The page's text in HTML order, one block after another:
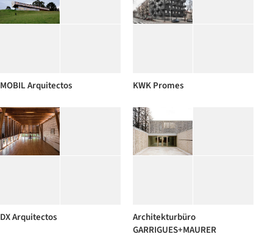
MOBIL Arquitectos KWK Promes
DX Arquitectos
Architekturbüro
GARRIGUES+MAURER